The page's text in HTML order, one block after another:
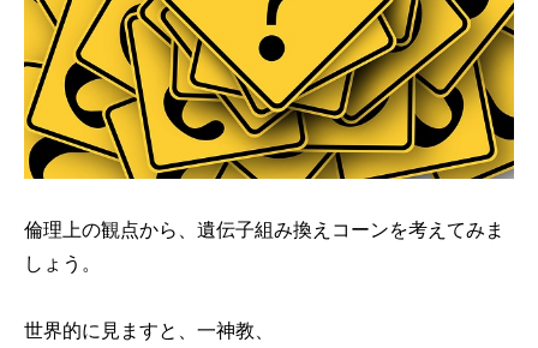
倫理上の観点から、遺伝子組み換えコーンを考えてみま
しょう。
世界的に見ますと、一神教、